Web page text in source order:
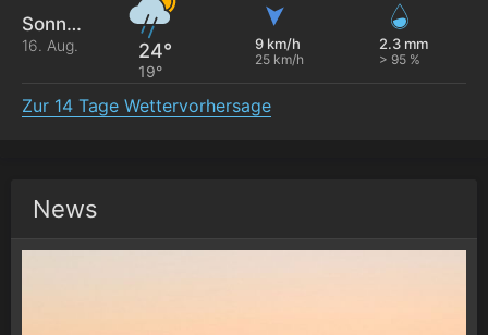
Sonntag
16. Aug. 24°
19°
9 km/h
25 km/h
2.3 mm
> 95 %
Zur 14 Tage Wettervorhersage
News